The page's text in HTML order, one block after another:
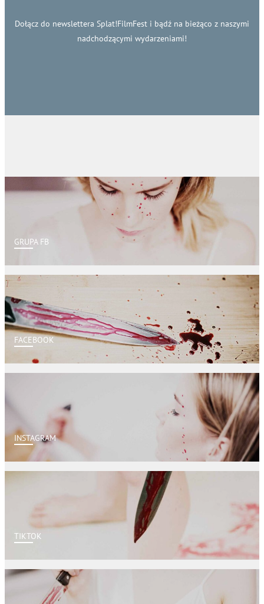
Dołącz do newslettera Splat!FilmFest i bądź na bieżąco z naszymi
nadchodzącymi wydarzeniami!
GRUPA FB
FACEBOOK
INSTAGRAM
TIKTOK